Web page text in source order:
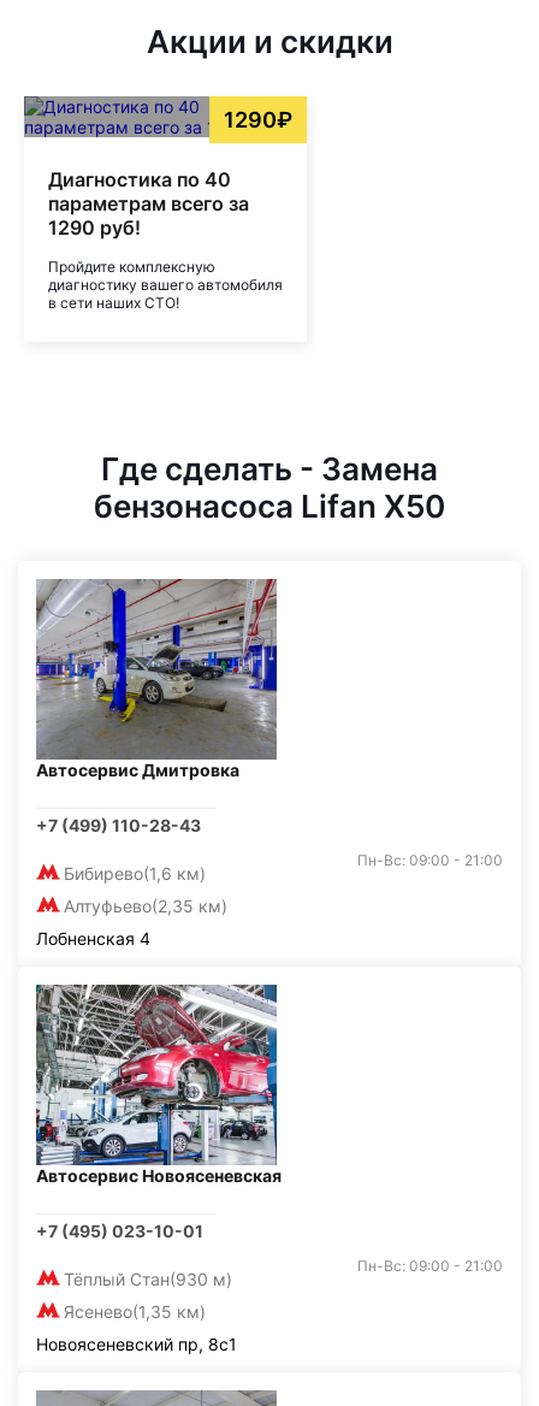
Акции и скидки
1290₽
Диагностика по 40
параметрам всего за
1290 руб!
Пройдите комплексную
диагностику вашего автомобиля
в сети наших СТО!
Где сделать - Замена
бензонасоса Lifan X50
Автосервис Дмитровка
+7 (499) 110-28-43
Бибирево(1,6 км)
Алтуфьево(2,35 км)
Пн-Вс: 09:00 - 21:00
Лобненская 4
Автосервис Новоясеневская
+7 (495) 023-10-01
Тёплый Стан(930 м)
Ясенево(1,35 км)
Пн-Вс: 09:00 - 21:00
Новоясеневский пр, 8с1